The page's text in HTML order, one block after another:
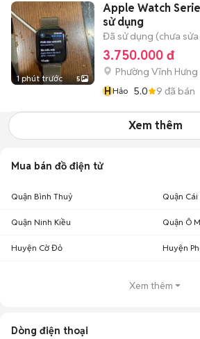
1 phút trước 5
Apple Watch
sử dụng
Đã sử dụng (chưa
3.750.000 đ
Phường Vĩnh Hưng
HHảo 5.0 9 đã bán
Xem thêm
Mua bán đồ điện tử
Quận Bình Thuỷ Quận Cái
Quận Ninh Kiều Quận Ô
Huyện Cờ Đỏ Huyện
Xem thêm
Dòng điện thoại